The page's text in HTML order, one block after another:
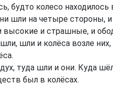
будто колесо находилось
шли на четыре стороны,
высокие и страшные, и
шли и колёса возле
туда шли и они. Куда
был в колёсах.